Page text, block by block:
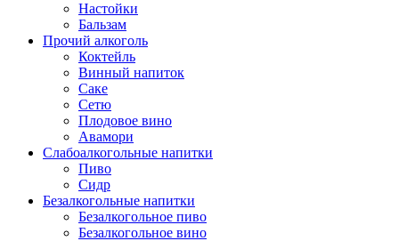
Настойки
Бальзам
Прочий алкоголь
Коктейль
Винный напиток
Саке
Сетю
Плодовое вино
Авамори
Слабоалкогольные напитки
Пиво
Сидр
Безалкогольные напитки
Безалкогольное пиво
Безалкогольное вино